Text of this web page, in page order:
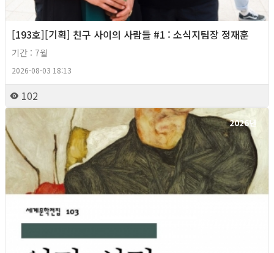
[193호][기획] 친구 사이의 사람들 #1 : 소식지팀장 정재훈
기간 : 7월
2026-08-03 18:13
102
2026년